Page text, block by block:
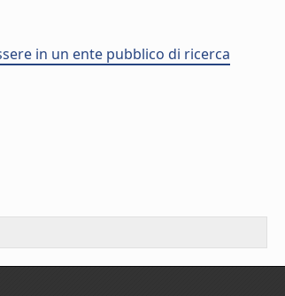
in un ente pubblico di ricerca